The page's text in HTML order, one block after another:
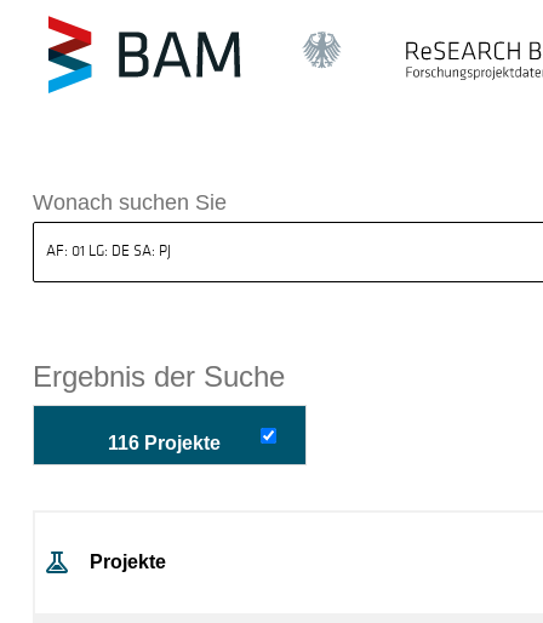
BAM
Wonach suchen Sie
Ergebnis der Suche
116 Projekte
Projekte